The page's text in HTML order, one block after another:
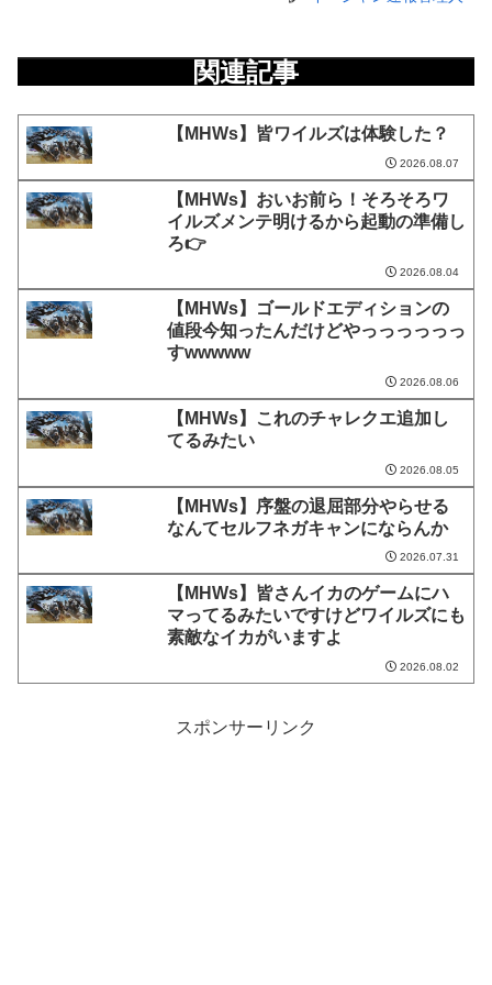
関連記事
【MHWs】皆ワイルズは体験した？
2026.08.07
【MHWs】おいお前ら！そろそろワ
イルズメンテ明けるから起動の準備し
ろ👉
2026.08.04
【MHWs】ゴールドエディションの
値段今知ったんだけどやっっっっっっ
すwwwww
2026.08.06
【MHWs】これのチャレクエ追加し
てるみたい
2026.08.05
【MHWs】序盤の退屈部分やらせる
なんてセルフネガキャンにならんか
2026.07.31
【MHWs】皆さんイカのゲームにハ
マってるみたいですけどワイルズにも
素敵なイカがいますよ
2026.08.02
スポンサーリンク